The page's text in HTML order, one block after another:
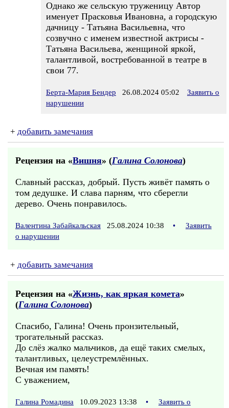
Однако же сельскую труженицу Автор
именует Прасковья Ивановна, а городскую
дачницу - Татьяна Васильевна, что
созвучно с именем известной актрисы -
Татьяна Васильева, женщиной яркой,
талантливой, востребованной в театре в
свои 77.
Берта-Мария Бендер 26.08.2024 05:02
Заявить о
нарушении
+ добавить замечания
Рецензия на «Вишня» (Галина Солонова)
Славный рассказ, добрый. Пусть живёт память о
том дедушке. И слава парням, что сберегли
дерево. Очень понравилось.
Валентина Забайкальская 25.08.2024 10:38 •
Заявить
о нарушении
+ добавить замечания
Рецензия на «Жизнь, как яркая комета»
(Галина Солонова)
Спасибо, Галина! Очень пронзительный,
трогательный рассказ.
До слёз жалко мальчиков, да ещё таких смелых,
талантливых, целеустремлённых.
Вечная им память!
С уважением,
Галина Ромадина 10.09.2023 13:38 •
Заявить о